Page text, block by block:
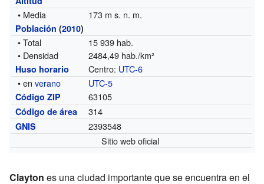
• Media 173 m s. n. m.
Población (2010)
• Total
15 939 hab.
• Densidad
2484,49 hab./km²
Huso horario Centro: UTC-6
• enverano UTC-5
Código ZIP 63105
Código de área 314
GNIS
2393548
Sitio web oficial
Clayton es una ciudad importante que se encuentra en el